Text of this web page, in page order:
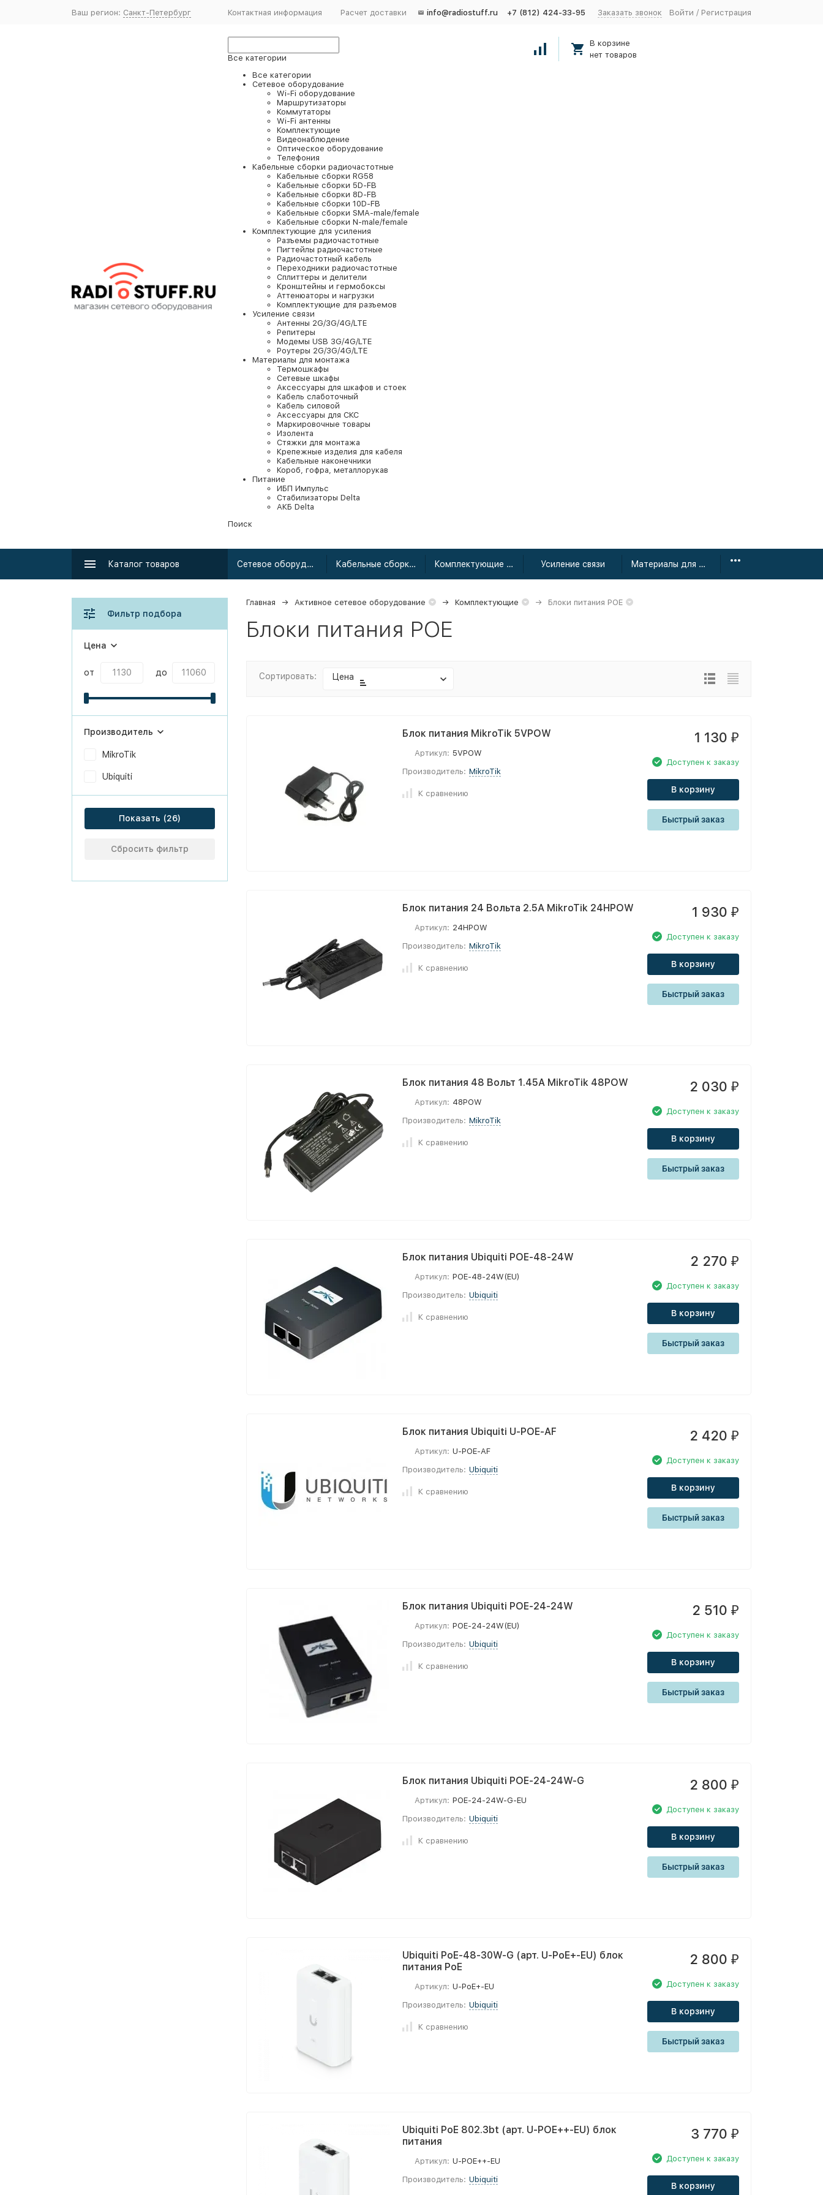
Ваш регион: Санкт-Петербург Контактная информация Расчет доставки info@radiostuff.ru +7 (812) 424-33-95 Заказать звонок Войти / Регистрация
Все категории
Все категории
Сетевое оборудование
Wi-Fi оборудование
Маршрутизаторы
Коммутаторы
Wi-Fi антенны
Комплектующие
Видеонаблюдение
Оптическое оборудование
Телефония
Кабельные сборки радиочастотные
Кабельные сборки RG58
Кабельные сборки 5D-FB
Кабельные сборки 8D-FB
Кабельные сборки 10D-FB
Кабельные сборки SMA-male/female
Кабельные сборки N-male/female
Комплектующие для усиления
Разъемы радиочастотные
Пигтейлы радиочастотные
Радиочастотный кабель
Переходники радиочастотные
Сплиттеры и делители
Кронштейны и гермобоксы
Аттенюаторы и нагрузки
Комплектующие для разъемов
Усиление связи
Антенны 2G/3G/4G/LTE
Репитеры
Модемы USB 3G/4G/LTE
Роутеры 2G/3G/4G/LTE
Материалы для монтажа
Термошкафы
Сетевые шкафы
Аксессуары для шкафов и стоек
Кабель слаботочный
Кабель силовой
Аксессуары для СКС
Маркировочные товары
Изолента
Стяжки для монтажа
Крепежные изделия для кабеля
Кабельные наконечники
Короб, гофра, металлорукав
Питание
ИБП Импульс
Стабилизаторы Delta
АКБ Delta
Поиск
В корзине
нет товаров
Каталог товаров Сетевое оборудование Кабельные сборки радиочастотные Комплектующие для усиления Усиление связи Материалы для монтажа
Главная Активное сетевое оборудование Комплектующие Блоки питания POE
Блоки питания POE
Сортировать: Цена
Блок питания MikroTik 5VPOW
Артикул: 5VPOW
Производитель: MikroTik
К сравнению
1 130 ₽
Доступен к заказу
В корзину
Быстрый заказ
Блок питания 24 Вольта 2.5А MikroTik 24HPOW
Артикул: 24HPOW
Производитель: MikroTik
К сравнению
1 930 ₽
Доступен к заказу
В корзину
Быстрый заказ
Блок питания 48 Вольт 1.45A MikroTik 48POW
Артикул: 48POW
Производитель: MikroTik
К сравнению
2 030 ₽
Доступен к заказу
В корзину
Быстрый заказ
Блок питания Ubiquiti POE-48-24W
Артикул: POE-48-24W(EU)
Производитель: Ubiquiti
К сравнению
2 270 ₽
Доступен к заказу
В корзину
Быстрый заказ
Блок питания Ubiquiti U-POE-AF
Артикул: U-POE-AF
Производитель: Ubiquiti
К сравнению
2 420 ₽
Доступен к заказу
В корзину
Быстрый заказ
Блок питания Ubiquiti POE-24-24W
Артикул: POE-24-24W(EU)
Производитель: Ubiquiti
К сравнению
2 510 ₽
Доступен к заказу
В корзину
Быстрый заказ
Блок питания Ubiquiti POE-24-24W-G
Артикул: POE-24-24W-G-EU
Производитель: Ubiquiti
К сравнению
2 800 ₽
Доступен к заказу
В корзину
Быстрый заказ
Ubiquiti PoE-48-30W-G (арт. U-PoE+-EU) блок
питания PoE
Артикул: U-PoE+-EU
Производитель: Ubiquiti
К сравнению
2 800 ₽
Доступен к заказу
В корзину
Быстрый заказ
Ubiquiti PoE 802.3bt (арт. U-POE++-EU) блок
питания
Артикул: U-POE++-EU
Производитель: Ubiquiti
3 770 ₽
Доступен к заказу
В корзину
Фильтр подбора
Цена
от до
Производитель
MikroTik
Ubiquiti
Показать
Сбросить фильтр